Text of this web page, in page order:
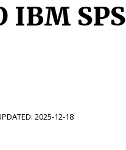
IBM
2025-12-18